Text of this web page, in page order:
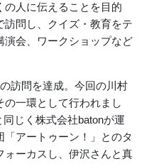
人に伝えることを目的
訪問し、クイズ・教育をテ
演会、ワークショップなど
訪問を達成。今回の川村
一環として行われまし
じく株式会社batonが運
アートゥーン！」とのタ
ォーカスし、伊沢さんと真